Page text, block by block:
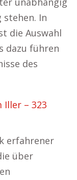
stehen. In
die Auswahl
dazu führen
des
– 323
erfahrener
über